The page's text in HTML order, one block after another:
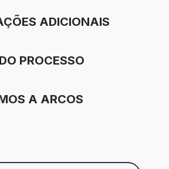
ADICIONAIS
PROCESSO
A ARCOS